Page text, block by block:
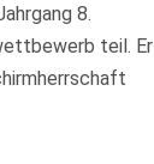
8.
teil. Er